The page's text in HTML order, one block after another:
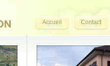
Accueil Contact